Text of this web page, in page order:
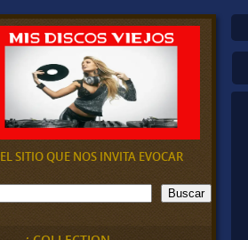
EL SITIO QUE NOS INVITA EVOCAR
Buscar